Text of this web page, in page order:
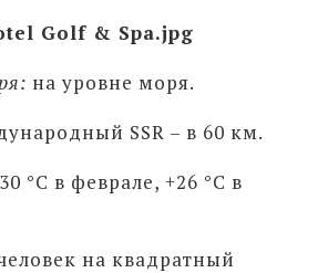
на уровне моря.
SSR – в 60 км.
°С в феврале, +26 °С в
на квадратный